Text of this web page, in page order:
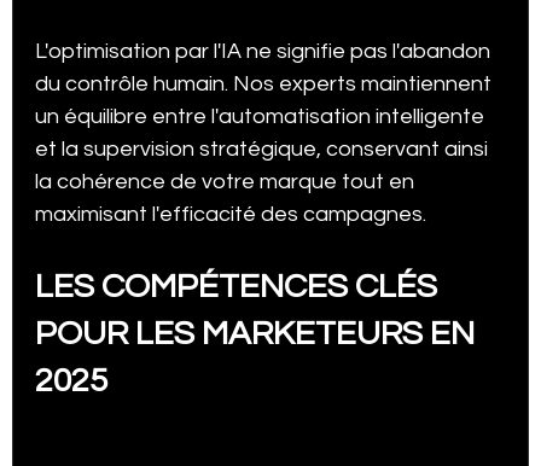
L'optimisation par l'IA ne signifie pas l'abandon
du contrôle humain. Nos experts maintiennent
un équilibre entre l'automatisation intelligente
et la supervision stratégique, conservant ainsi
la cohérence de votre marque tout en
maximisant l'efficacité des campagnes.
LES COMPÉTENCES CLÉS
POUR LES MARKETEURS EN
2025